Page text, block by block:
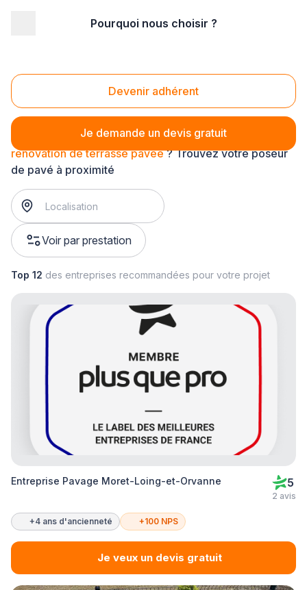
Pourquoi nous choisir ?
Devenir adhérent
Je demande un devis gratuit
Rénovation de terrasse pavée
rénovation de terrasse pavée? Trouvez votre poseur
de pavé à proximité
Voir par prestation
Top 12 des entreprises recommandées pour votre projet
Entreprise Pavage Moret-Loing-et-Orvanne 5
2 avis
+4 ans d'ancienneté +100 NPS
Je veux un devis gratuit